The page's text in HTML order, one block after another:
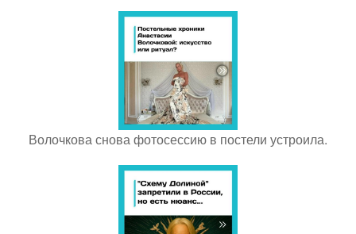
Волочкова снова фотосессию в постели устроила.